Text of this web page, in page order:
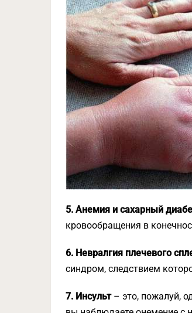
5. Анемия и сахарный
кровообращения в
6. Невралгия плечевого
синдром, следствием
7. Инсульт– это, пожалуй,